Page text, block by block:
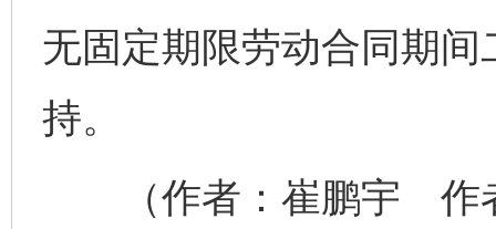
无固定期限劳动合同期
持。
（作者：崔鹏宇 作者